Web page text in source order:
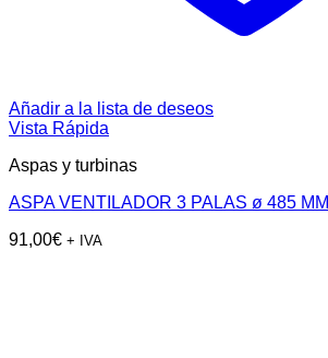
Añadir a la lista de deseos
Vista Rápida
Aspas y turbinas
ASPA VENTILADOR 3 PALAS ø 485 MM
91,00€ + IVA